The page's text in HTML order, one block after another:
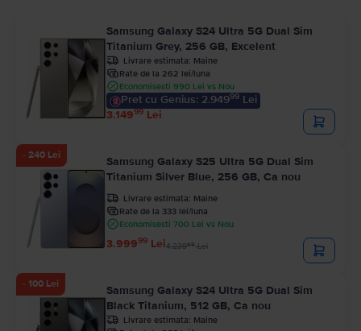
Samsung Galaxy S24 Ultra 5G Dual Sim
Titanium Grey, 256 GB, Excelent
Livrare estimata: Maine
Rate de la 262 lei/luna
Economisesti 990 Lei vs Nou
Pret cu Genius: 2.94999 Lei
3.14999 Lei
- 240 Lei
Samsung Galaxy S25 Ultra 5G Dual Sim
Titanium Silver Blue, 256 GB, Ca nou
Livrare estimata: Maine
Rate de la 333 lei/luna
Economisesti 700 Lei vs Nou
3.99999 Lei4.23999Lei
- 100 Lei
Samsung Galaxy S24 Ultra 5G Dual Sim
Black Titanium, 512 GB, Ca nou
Livrare estimata: Maine